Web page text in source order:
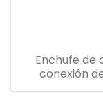
Enchufe de
conexión
heidelberg